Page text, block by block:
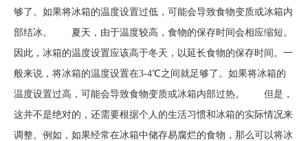
够了。如果将冰箱的温度设置过低，可能会导致食物变质或冰箱内
部结冰。 夏天，由于温度较高，食物的保存时间会相应缩短。
因此，冰箱的温度设置应该高于冬天，以延长食物的保存时间。一
般来说，将冰箱的温度设置在3-4℃之间就足够了。如果将冰箱的
温度设置过高，可能会导致食物变质或冰箱内部过热。 但是，
这并不是绝对的，还需要根据个人的生活习惯和冰箱的实际情况来
调整。例如，如果经常在冰箱中储存易腐烂的食物，那么可以将冰